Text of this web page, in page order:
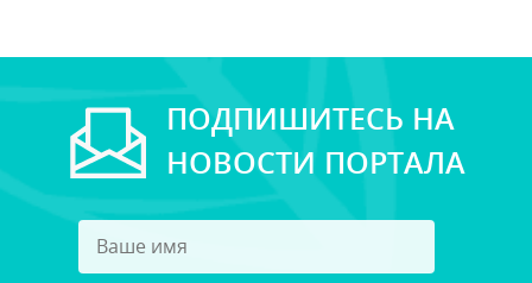
ПОДПИШИТЕСЬ НА
НОВОСТИ ПОРТАЛА